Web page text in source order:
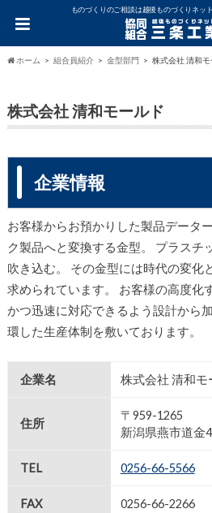
ものづくりのご相談は越後ものづくりネッ
ホーム 組合員紹介 金型部門 株式会社 清和モ
株式会社 清和モールド
企業情報
お客様からお預かりした製品データ
ク製品へと変換する金型。 プラスチ
吹き込む。 その金型には時代の変化
求められています。 お客様の高度化
かつ迅速に対応できるよう設計から
環した生産体制を敷いております。
企業名 株式会社 清和モ
住所
〒959-1265
新潟県燕市道金
TEL 0256-66-5566
FAX 0256-66-2266